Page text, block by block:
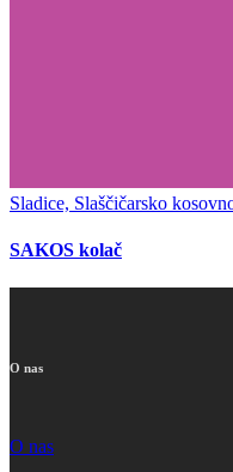
Sladice, Slaščičarsko
SAKOS kolač
O nas
O nas